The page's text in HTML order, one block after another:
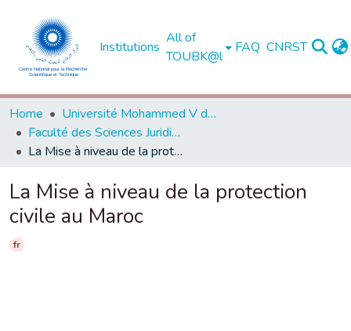
Institutions
All of
TOUBK@l
FAQ CNRST
Home
Université Mohammed V de Rabat
Faculté des Sciences Juridiques, Economiques et Sociales - Agdal - Rabat
La Mise à niveau de la protection civile au Maroc
La Mise à niveau de la protection
civile au Maroc
fr